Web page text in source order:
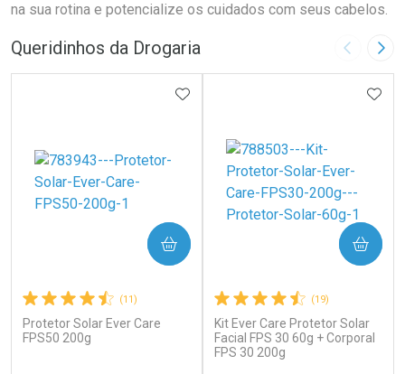
na sua rotina e potencialize os cuidados com seus cabelos.
Queridinhos da Drogaria Imagem
(11)
Protetor Solar Ever Care
FPS50 200g
ADICIONAR AOS FAVORITOS
COMPRAR
(19)
Kit Ever Care Protetor Solar
Facial FPS 30 60g + Corporal
FPS 30 200g
COMPRAR